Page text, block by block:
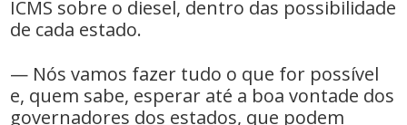
ICMS sobre o diesel, dentro das possibilidade
de cada estado.
— Nós vamos fazer tudo o que for possível
e, quem sabe, esperar até a boa vontade dos
governadores dos estados, que podem